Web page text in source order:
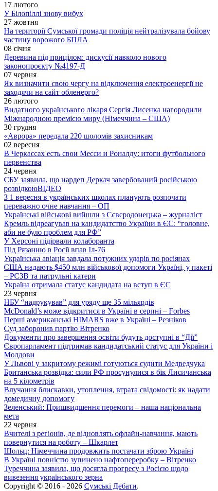
17 лютого
У Білопіллі знову вибух
27 жовтня
На території Сумської громади поліція нейтралізувала бойову
частину ворожого БПЛА
08 січня
Деревина під прицілом: дискусії навколо нового
законопроєкту №4197-Д
07 червня
Як визначити свою чергу на відключення електроенергії не
заходячи на сайт обленерго?
26 лютого
Видатного українського лікаря Сергія Лисенка нагородили
Міжнародною премією миру (Німеччина – США)
30 грудня
«Аврора» передала 220 шоломів захисникам
02 вересня
В Черкассах есть свои Месси и Роналду: итоги футбольного
первенства
24 червня
СБУ заявила, що нардеп Деркач завербований російською
розвідкоюВІДЕО
З 1 вересня в українських школах планують розпочати
переважно очне навчання – ОП
Українські військові вийшли з Сєвєродонецька – журналіст
Кремль відреагував на кандидатство України в ЄС: “головне,
аби не було проблем для РФ”
У Херсоні підірвали колаборанта
Під Рязанню в Росії впав Іл-76
Українська авіація завдала потужних ударів по росіянах
США надають $450 млн військової допомоги Україні, у пакеті
– РСЗВ та патрульні катери
Україна отримала статус кандидата на вступ в ЄС
23 червня
НБУ “надрукував” для уряду ще 35 мільярдів
McDonald’s може відкритися в Україні в серпні – Forbes
Перші американські HIMARS вже в Україні – Резніков
Суд заборонив партію Вітренко
Документи про завершення освіти будуть доступні в “Дії”
Європарламент підтримав кандидатський статус для України і
Молдови
У Львові у закритому режимі готуються судити Медведчука
Британська розвідка: сили РФ просунулися в бік Лисичанська
на 5 кілометрів
Влучання блискавки, утоплення, втрата свідомості: як надати
домедичну допомогу
Зеленський: Пришвидшення перемоги – наша національна
мета
22 червня
Вчителі з регіонів, де відновлять офлайн-навчання, мають
повернутися на роботу – Шкарлет
Шольц: Німеччина продовжить постачати зброю Україні
В Україні повністю зупинено нафтопереробку – Вітренко
Туреччина заявила, що досягла прогресу з Росією щодо
вивезення українського зерна
Copyright © 2016 - 2026 Сумські Дебати.